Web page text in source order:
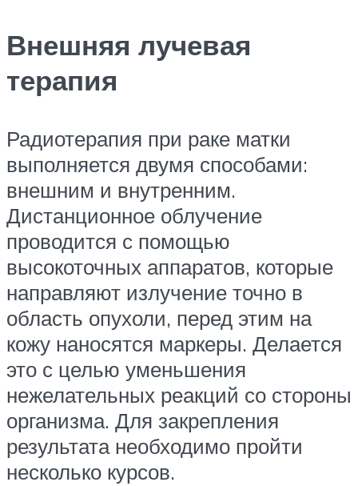
Внешняя лучевая
терапия
Радиотерапия при раке матки
выполняется двумя способами:
внешним и внутренним.
Дистанционное облучение
проводится с помощью
высокоточных аппаратов, которые
направляют излучение точно в
область опухоли, перед этим на
кожу наносятся маркеры. Делается
это с целью уменьшения
нежелательных реакций со стороны
организма. Для закрепления
результата необходимо пройти
несколько курсов.